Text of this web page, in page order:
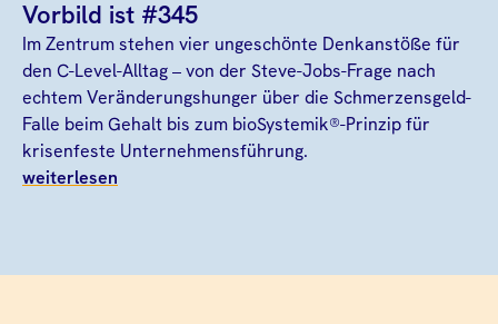
Vorbild ist #345
Im Zentrum stehen vier ungeschönte Denkanstöße für
den C-Level-Alltag – von der Steve-Jobs-Frage nach
echtem Veränderungshunger über die Schmerzensgeld-
Falle beim Gehalt bis zum bioSystemik®-Prinzip für
krisenfeste Unternehmensführung.
weiterlesen